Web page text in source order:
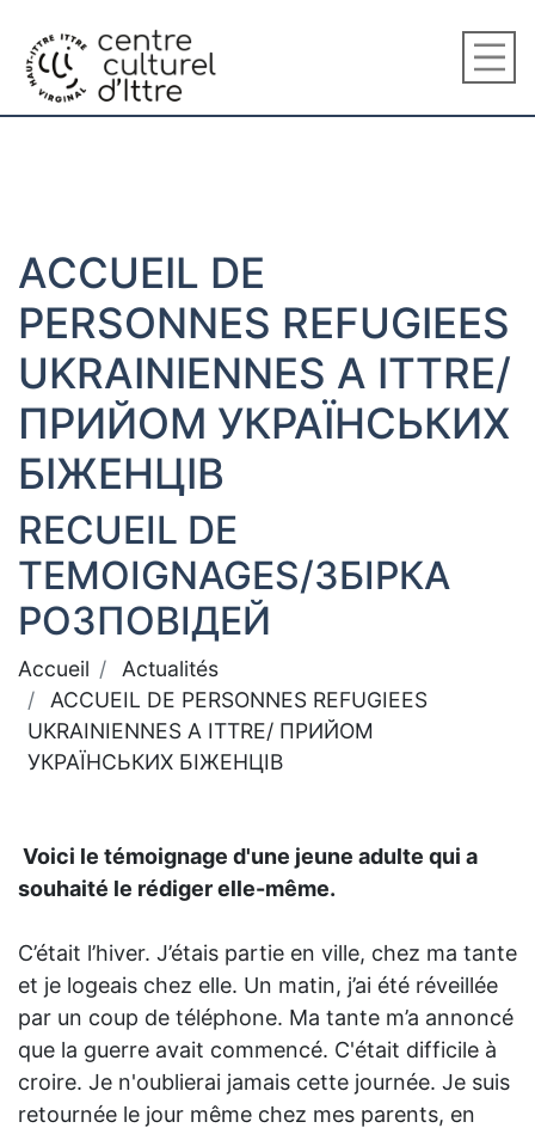
ACCUEIL DE
PERSONNES REFUGIEES
UKRAINIENNES A ITTRE/
ПРИЙОМ УКРАЇНСЬКИХ
БІЖЕНЦІВ
RECUEIL DE
TEMOIGNAGES/ЗБІРКА
РОЗПОВІДЕЙ
Accueil
Actualités
ACCUEIL DE PERSONNES REFUGIEES
UKRAINIENNES A ITTRE/ ПРИЙОМ
УКРАЇНСЬКИХ БІЖЕНЦІВ
Voici le témoignage d'une jeune adulte qui a
souhaité le rédiger elle-même.
C’était l’hiver. J’étais partie en ville, chez ma tante
et je logeais chez elle. Un matin, j’ai été réveillée
par un coup de téléphone. Ma tante m’a annoncé
que la guerre avait commencé. C'était difficile à
croire. Je n'oublierai jamais cette journée. Je suis
retournée le jour même chez mes parents, en